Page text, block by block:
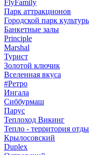
FlyFamily
Парк аттракционов
Городской парк
Банкетные залы
Principle
Marshal
Турист
Золотой ключик
Вселенная вкуса
#Ретро
Ингала
Сиббурмаш
Парус
Теплоход Викинг
Тепло - территория
Крылосовский
Duplex